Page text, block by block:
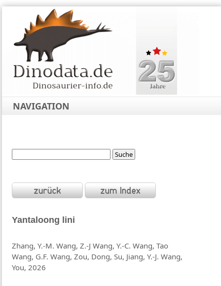
NAVIGATION
Yantaloong lini
Zhang, Y.-M. Wang, Z.-J Wang, Y.-C. Wang, Tao
Wang, G.F. Wang, Zou, Dong, Su, Jiang, Y.-J. Wang,
You, 2026